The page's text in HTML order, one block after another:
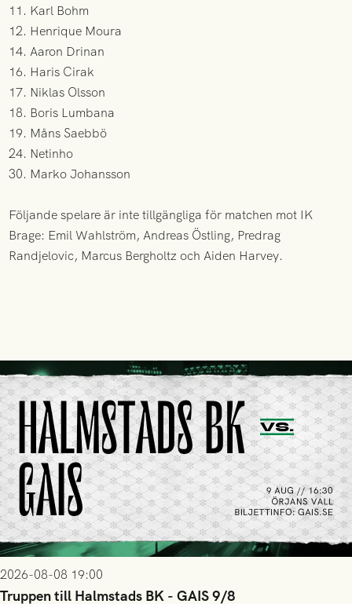
11. Karl Bohm
12. Henrique Moura
14. Aaron Drinan
16. Haris Cirak
17. Niklas Olsson
18. Boris Lumbana
19. Måns Saebbö
24. Netinho
30. Marko Johansson
Följande spelare är inte tillgängliga för matchen mot IK
Brage: Emil Wahlström, Andreas Östling, Predrag
Randjelovic, Marcus Bergholtz och Aiden Harvey.
2026-08-08 19:00
Truppen till Halmstads BK - GAIS 9/8